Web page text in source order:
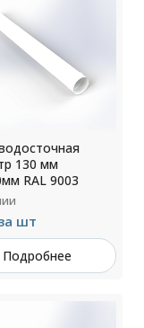
130 мм
RAL 9003
шт
Подробнее